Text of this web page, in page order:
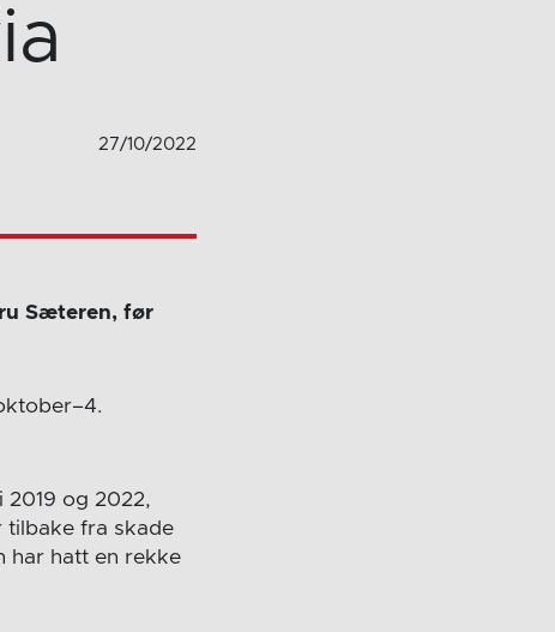
27/10/2022
Sæteren, før
2019 og 2022,
tilbake fra skade
har hatt en rekke